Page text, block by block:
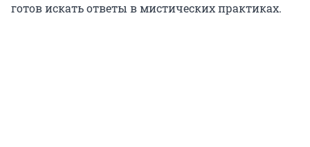
готов искать ответы в мистических практиках.